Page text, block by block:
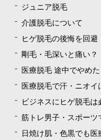
ジュニア脱毛
介護脱毛について
ヒゲ脱毛の後悔を回避
剛毛・毛深いと痛い？
医療脱毛 途中でやめた
医療脱毛で汗・ニオイ
ビジネスにヒゲ脱毛は
筋トレ男子・スポーツ
日焼け肌・色黒でも医